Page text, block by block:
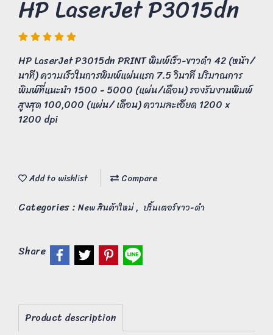
HP LaserJet P3015dn
HP LaserJet P3015dn PRINT พิมพ์เร็ว-ขาวดำ 42 (หน้า/
นาที) ความเร็วในการพิมพ์แผ่นแรก 7.5 วินาที ปริมาณการ
พิมพ์ที่แนะนำ 1500 - 5000 (แผ่น/เดือน) รองรับงานพิมพ์
สูงสุด 100,000 (แผ่น/ เดือน) ความละเอียด 1200 x
1200 dpi
Add to wishlist Compare
Categories : New สินค้าใหม่, ปริ้นเตอร์ขาว-ดำ
Share
Product description